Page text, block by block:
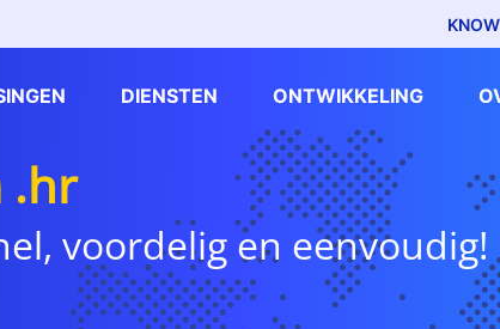
DIENSTEN ONTWIKKELING
.hr
voordelig en eenvoudig!